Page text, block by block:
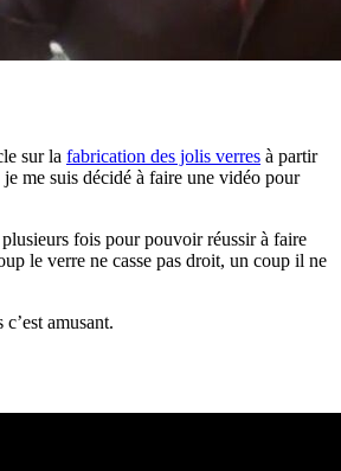
sur la fabrication des jolis verres à partir
me suis décidé à faire une vidéo pour
fois pour pouvoir réussir à faire
le verre ne casse pas droit, un coup il ne
amusant.